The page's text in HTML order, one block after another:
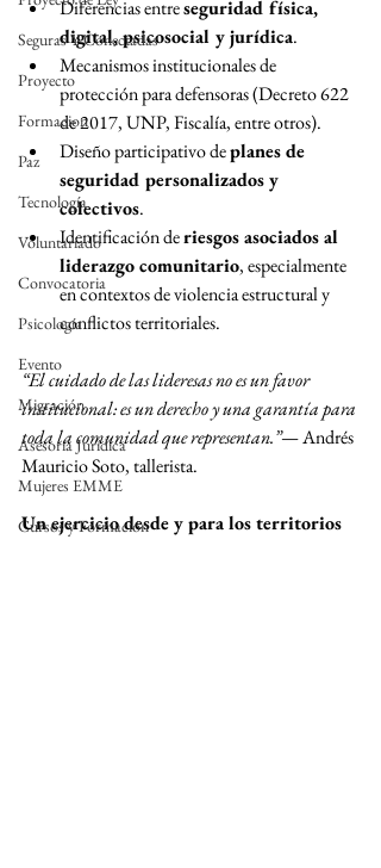
Seguras Y Conectadas
Proyecto
Formacion
Paz
Tecnología
Voluntariado
Convocatoria
Psicología
Evento
Migración
Asesoría Jurídica
Mujeres EMME
Cursos y Formación
Diferencias entre seguridad física,
digital, psicosocial y jurídica.
Mecanismos institucionales de
protección para defensoras (Decreto 622
de 2017, UNP, Fiscalía, entre otros).
Diseño participativo de planes de
seguridad personalizados y
colectivos.
Identificación de riesgos asociados al
liderazgo comunitario, especialmente
en contextos de violencia estructural y
conflictos territoriales.
“El cuidado de las lideresas no es un favor
institucional: es un derecho y una garantía para
toda la comunidad que representan.”— Andrés
Mauricio Soto, tallerista.
Un ejercicio desde y para los territorios